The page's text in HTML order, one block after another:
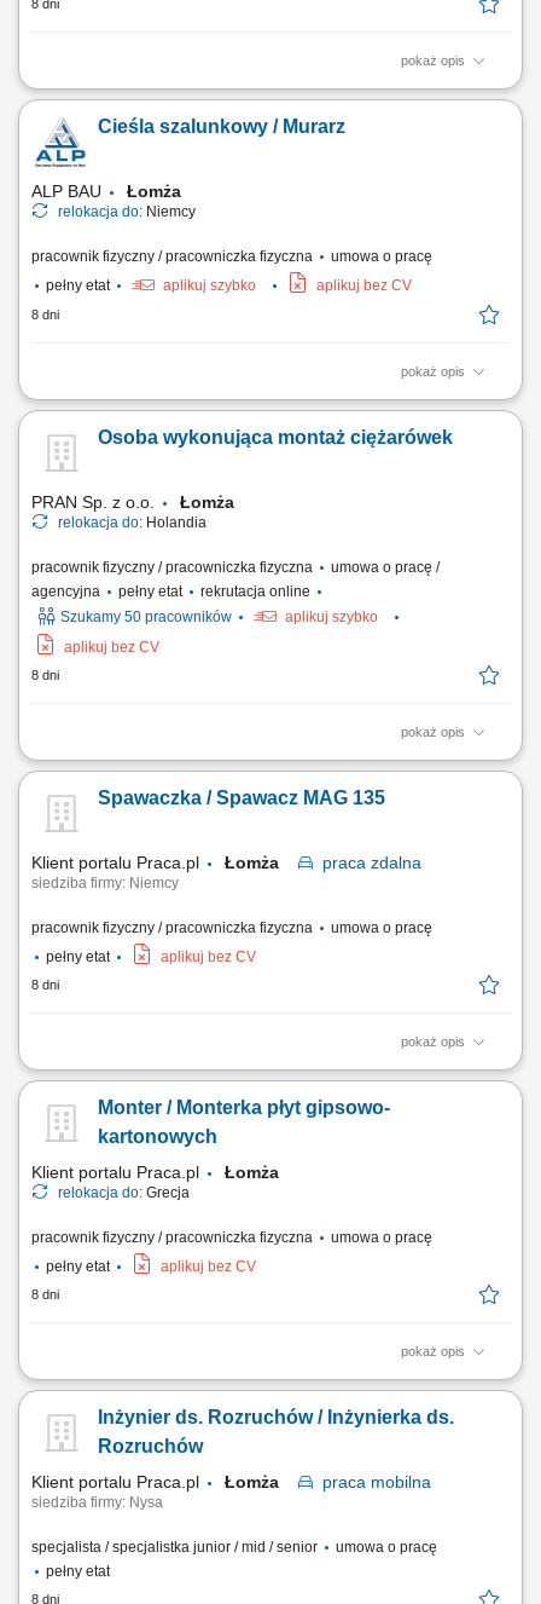
8 dni
pokaż opis
Zakres obowiązków: obsługa żurawia wieżowego; praca w systemie
Znasz język niemiecki? - mile widziane; Pracowałeś już w Niemczech ?
- To duży atut! Masz prawo jazdy kat. B ? - To dodatkowy plus!
Cieśla szalunkowy / Murarz
ALP BAU Łomża
relokacja do: Niemcy
pracownik fizyczny / pracowniczka fizyczna
umowa o pracę
pełny etat
aplikuj szybko aplikuj bez CV
8 dni
pokaż opis
Zakres obowiązków: Umiejętność samodzielnego montażu szalunków
komórkowy, cegły, silikaty) Wymagania: Znasz język niemiecki? - mile
widziane, ale nie wymagane Pracowałeś już w Niemczech ? - To duży
Osoba wykonująca montaż ciężarówek
PRAN Sp. z o.o. Łomża
relokacja do: Holandia
pracownik fizyczny / pracowniczka fizyczna
umowa o pracę /
agencyjna
pełny etat
rekrutacja online
Szukamy 50 pracowników
aplikuj szybko
aplikuj bez CV
8 dni
pokaż opis
Zakres obowiązków: montować podzespoły ciężarówek na linii
kabiny kierowcy; zakładać koła i opony; instalować elementy
wyposażenia i komponenty techniczne; pracować z wykorzystaniem
Spawaczka / Spawacz MAG 135
Klient portalu Praca.pl Łomża praca zdalna
siedziba firmy: Niemcy
pracownik fizyczny / pracowniczka fizyczna
umowa o pracę
pełny etat
aplikuj bez CV
8 dni
pokaż opis
wykonywanie prac spawalniczych przy konstrukcjach stalowych,
techniczną i wymaganiami jakościowymi.
Monter / Monterka płyt gipsowo-
kartonowych
Klient portalu Praca.pl Łomża
relokacja do: Grecja
pracownik fizyczny / pracowniczka fizyczna
umowa o pracę
pełny etat
aplikuj bez CV
8 dni
pokaż opis
montaż ścian, sufitów oraz zabudów z płyt gipsowo-kartonowych,
K oraz przygotowanie powierzchni do dalszych prac wykończeniowych,
szpachlowanie łączeń i wykańczanie powierzchni, realizacja prac przy
Inżynier ds. Rozruchów / Inżynierka ds.
Rozruchów
Klient portalu Praca.pl Łomża praca mobilna
siedziba firmy: Nysa
specjalista / specjalistka junior / mid / senior
umowa o pracę
pełny etat
8 dni